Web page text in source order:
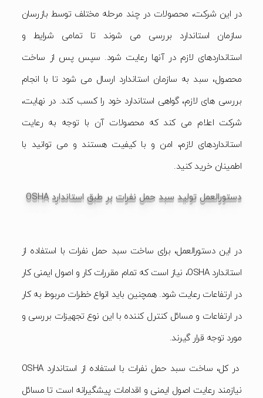
در این شرکت، محصولات در چند مرحله مختلف توسط بازرسان
سازمان استاندارد بررسی می شوند تا تمامی شرایط و
استانداردهای لازم در آنها رعایت شود. سپس پس از ساخت
محصول، سبد به سازمان استاندارد ارسال می شود تا با انجام
بررسی های لازم، گواهی استاندارد خود را کسب کند. در نهایت،
شرکت اعلام می کند که محصولات آن با توجه به رعایت
استانداردهای لازم، امن و با کیفیت هستند و می توانید با
اطمینان خرید کنید.
دستورالعمل تولید سبد حمل نفرات بر طبق استاندارد OSHA
در این دستورالعمل، برای ساخت سبد حمل نفرات با استفاده از
استاندارد OSHA، نیاز است که تمام مقررات کار و اصول ایمنی کار
در ارتفاعات رعایت شود. همچنین باید انواع خطرات مربوط به کار
در ارتفاعات و مسائل کنترل کننده با این نوع تجهیزات بررسی و
مورد توجه قرار گیرند.
در کل، ساخت سبد حمل نفرات با استفاده از استاندارد OSHA
نیازمند رعایت اصول ایمنی و اقدامات پیشگیرانه است تا مسائل